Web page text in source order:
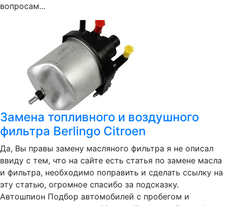
вопросам...
Замена топливного и воздушного
фильтра Berlingo Citroen
Да, Вы правы замену масляного фильтра я не описал
ввиду с тем, что на сайте есть статья по замене масла
и фильтра, необходимо поправить и сделать ссылку на
эту статью, огромное спасибо за подсказку.
Автошпион Подбор автомобилей с пробегом и